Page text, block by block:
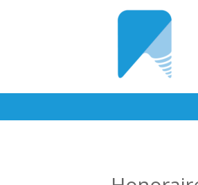
Aller au contenu principal